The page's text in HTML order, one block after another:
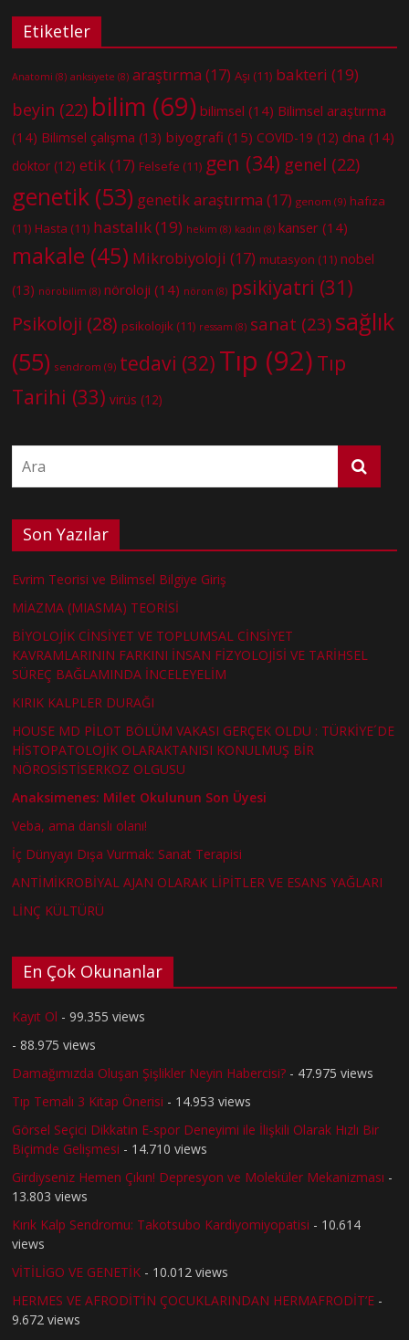
Etiketler
Anatomi (8) anksiyete (8) araştırma (17) Aşı (11) bakteri (19)
beyin (22) bilim (69) bilimsel (14) Bilimsel araştırma
(14) Bilimsel çalışma (13) biyografi (15) COVID-19 (12) dna (14)
doktor (12) etik(17) Felsefe (11) gen (34) genel (22)
genetik (53) genetik araştırma (17) genom (9) hafıza
(11) Hasta (11) hastalık(19) hekim (8) kadın (8) kanser (14)
makale (45) Mikrobiyoloji (17) mutasyon (11) nobel
(13) nörobilim (8) nöroloji (14) nöron (8) psikiyatri (31)
Psikoloji (28) psikolojik (11) ressam (8) sanat (23) sağlık
(55) sendrom (9) tedavi (32) Tıp (92) Tıp
Tarihi (33) virüs (12)
Son Yazılar
Evrim Teorisi ve Bilimsel Bilgiye Giriş
MİAZMA (MIASMA) TEORİSİ
BİYOLOJİK CİNSİYET VE TOPLUMSAL CİNSİYET
KAVRAMLARININ FARKINI İNSAN FİZYOLOJİSİ VE TARİHSEL
SÜREÇ BAĞLAMINDA İNCELEYELİM
KIRIK KALPLER DURAĞI
HOUSE MD PİLOT BÖLÜM VAKASI GERÇEK OLDU : TÜRKİYE´DE
HİSTOPATOLOJİK OLARAKTANISI KONULMUŞ BİR
NÖROSİSTİSERKOZ OLGUSU
Anaksimenes: Milet Okulunun Son Üyesi
Veba, ama danslı olanı!
İç Dünyayı Dışa Vurmak: Sanat Terapisi
ANTİMİKROBİYAL AJAN OLARAK LİPİTLER VE ESANS YAĞLARI
LİNÇ KÜLTÜRÜ
En Çok Okunanlar
Kayıt Ol - 99.355 views
- 88.975 views
Damağımızda Oluşan Şişlikler Neyin Habercisi? - 47.975 views
Tıp Temalı 3 Kitap Önerisi - 14.953 views
Görsel Seçici Dikkatin E-spor Deneyimi ile İlişkili Olarak Hızlı Bir
Biçimde Gelişmesi - 14.710 views
Girdiyseniz Hemen Çıkın! Depresyon ve Moleküler Mekanizması -
13.803 views
Kırık Kalp Sendromu: Takotsubo Kardiyomiyopatisi - 10.614
views
VİTİLİGO VE GENETİK - 10.012 views
HERMES VE AFRODİT’İN ÇOCUKLARINDAN HERMAFRODİT’E -
9.672 views